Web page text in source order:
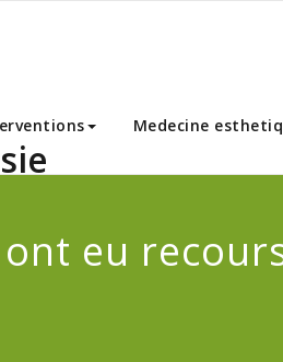
Medecine
eu